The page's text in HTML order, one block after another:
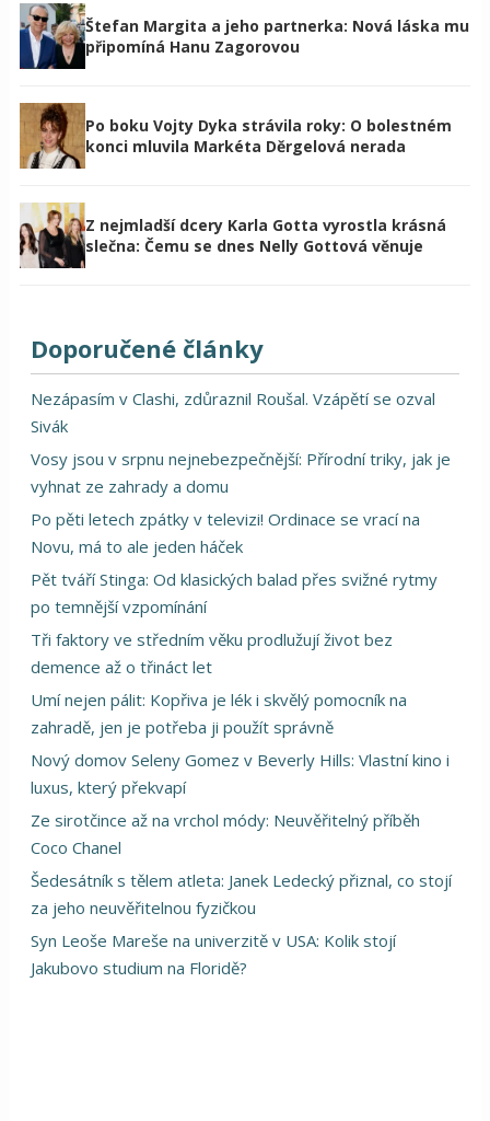
Štefan Margita a jeho partnerka: Nová láska mu
připomíná Hanu Zagorovou
Po boku Vojty Dyka strávila roky: O bolestném
konci mluvila Markéta Děrgelová nerada
Z nejmladší dcery Karla Gotta vyrostla krásná
slečna: Čemu se dnes Nelly Gottová věnuje
Doporučené články
Nezápasím v Clashi, zdůraznil Roušal. Vzápětí se ozval
Sivák
Vosy jsou v srpnu nejnebezpečnější: Přírodní triky, jak je
vyhnat ze zahrady a domu
Po pěti letech zpátky v televizi! Ordinace se vrací na
Novu, má to ale jeden háček
Pět tváří Stinga: Od klasických balad přes svižné rytmy
po temnější vzpomínání
Tři faktory ve středním věku prodlužují život bez
demence až o třináct let
Umí nejen pálit: Kopřiva je lék i skvělý pomocník na
zahradě, jen je potřeba ji použít správně
Nový domov Seleny Gomez v Beverly Hills: Vlastní kino i
luxus, který překvapí
Ze sirotčince až na vrchol módy: Neuvěřitelný příběh
Coco Chanel
Šedesátník s tělem atleta: Janek Ledecký přiznal, co stojí
za jeho neuvěřitelnou fyzičkou
Syn Leoše Mareše na univerzitě v USA: Kolik stojí
Jakubovo studium na Floridě?